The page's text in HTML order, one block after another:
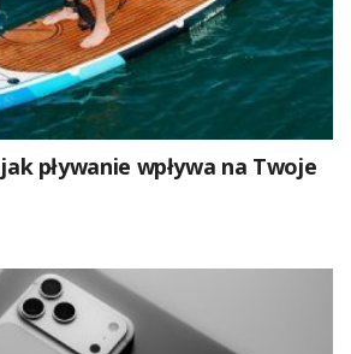
pływanie wpływa na Twoje